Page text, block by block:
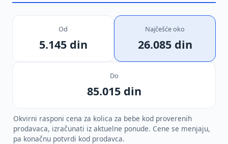
Od
5.145 din
Najčešće oko
26.085 din
Do
85.015 din
Okvirni rasponi cena za kolica za bebe kod proverenih
prodavaca, izračunati iz aktuelne ponude. Cene se menjaju,
pa konačnu potvrdi kod prodavca.